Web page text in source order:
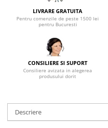
Suport pentru umerase
Etajere
Mobilier gradinita
Mese gradinita
Scaune gradinita
Mobila camera copii
LIVRARE GRATUITA
Pentru comenzile de peste 1500 lei
pentru Bucuresti
CONSILIERE SI SUPORT
Consiliere avizata in alegerea
produsului dorit
Descriere